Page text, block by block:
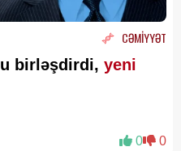
CƏMİYYƏT
birləşdirdi, yeni
0 0